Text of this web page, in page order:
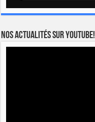
Nos actualités sur YOUTUBE!